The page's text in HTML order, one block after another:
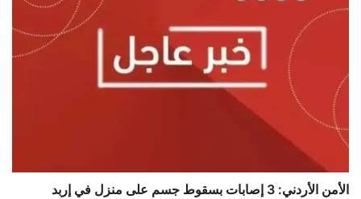
الأمن الأردني: 3 إصابات بسقوط جسم على منزل في إربد